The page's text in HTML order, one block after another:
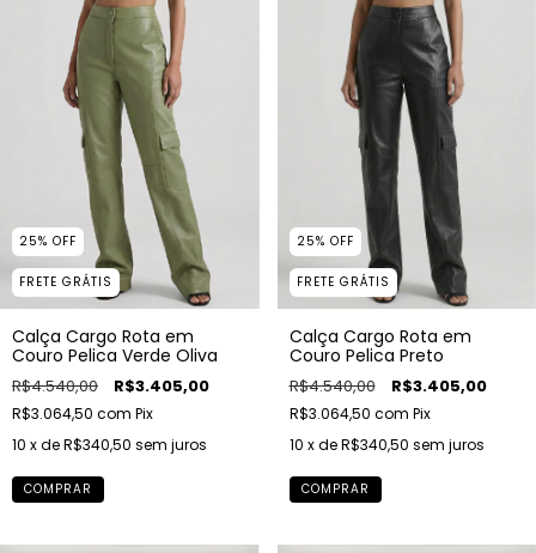
25% OFF
FRETE GRÁTIS
Calça Cargo Rota em
Couro Pelica Verde Oliva
R$4.540,00 R$3.405,00
R$3.064,50 com Pix
10 x deR$340,50 sem juros
COMPRAR
25% OFF
FRETE GRÁTIS
Calça Cargo Rota em
Couro Pelica Preto
R$4.540,00 R$3.405,00
R$3.064,50 com Pix
10 x deR$340,50 sem juros
COMPRAR